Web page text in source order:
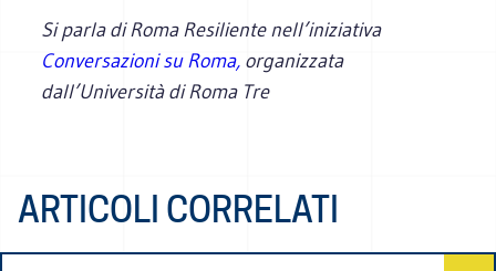
Si parla di Roma Resiliente nell’iniziativa
Conversazioni su Roma, organizzata
dall’Università di Roma Tre
ARTICOLI CORRELATI